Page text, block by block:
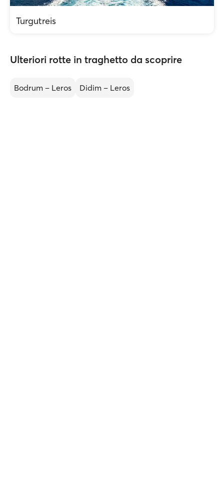
Turgutreis
Ulteriori rotte in traghetto da scoprire
Bodrum – Leros Didim – Leros